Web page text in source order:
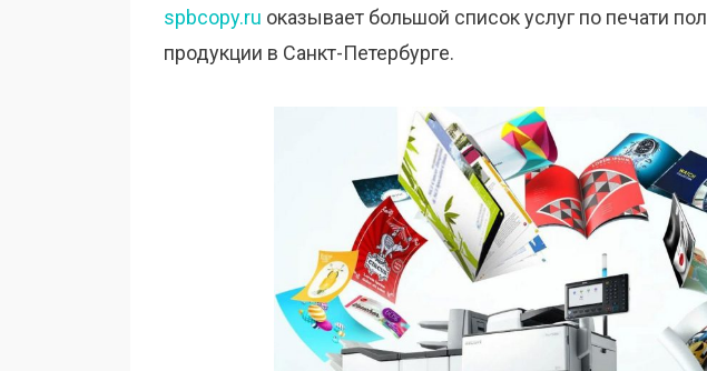
spbcopy.ru оказывает большой список услуг по печати
продукции в Санкт-Петербурге.